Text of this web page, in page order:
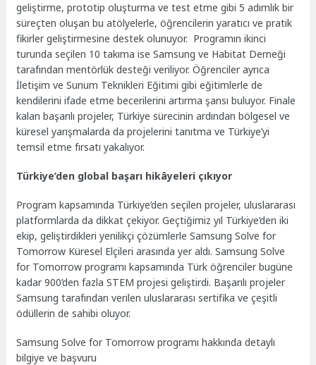
geliştirme, prototip oluşturma ve test etme gibi 5 adımlık bir
süreçten oluşan bu atölyelerle, öğrencilerin yaratıcı ve pratik
fikirler geliştirmesine destek olunuyor. Programın ikinci
turunda seçilen 10 takıma ise Samsung ve Habitat Derneği
tarafından mentörlük desteği veriliyor. Öğrenciler ayrıca
İletişim ve Sunum Teknikleri Eğitimi gibi eğitimlerle de
kendilerini ifade etme becerilerini artırma şansı buluyor. Finale
kalan başarılı projeler, Türkiye sürecinin ardından bölgesel ve
küresel yarışmalarda da projelerini tanıtma ve Türkiye’yi
temsil etme fırsatı yakalıyor.
Türkiye’den global başarı hikâyeleri çıkıyor
Program kapsamında Türkiye’den seçilen projeler, uluslararası
platformlarda da dikkat çekiyor. Geçtiğimiz yıl Türkiye’den iki
ekip, geliştirdikleri yenilikçi çözümlerle Samsung Solve for
Tomorrow Küresel Elçileri arasında yer aldı. Samsung Solve
for Tomorrow programı kapsamında Türk öğrenciler bugüne
kadar 900’den fazla STEM projesi geliştirdi. Başarılı projeler
Samsung tarafından verilen uluslararası sertifika ve çeşitli
ödüllerin de sahibi oluyor.
Samsung Solve for Tomorrow programı hakkında detaylı
bilgiye ve başvuru